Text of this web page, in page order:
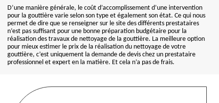
D’une manière générale, le coût d’accomplissement d’une intervention
pour la gouttière varie selon son type et également son état. Ce qui nous
permet de dire que se renseigner sur le site des différents prestataires
n’est pas suffisant pour une bonne préparation budgétaire pour la
réalisation des travaux de nettoyage de la gouttière. La meilleure option
pour mieux estimer le prix de la réalisation du nettoyage de votre
gouttière, c’est uniquement la demande de devis chez un prestataire
professionnel et expert en la matière. Et cela n’a pas de frais.